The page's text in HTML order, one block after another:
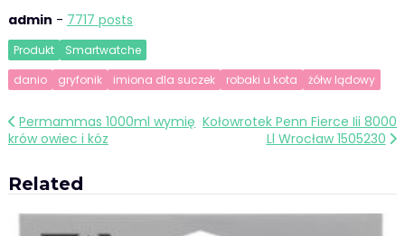
admin - 7717 posts
Produkt
Smartwatche
danio
gryfonik imiona dla suczek robaki u kota żółw lądowy
Nawigacja
wpisu
Permammas 1000ml wymię
krów owiec i kóz
Kołowrotek Penn Fierce Iii 8000
Ll Wrocław 1505230
Related